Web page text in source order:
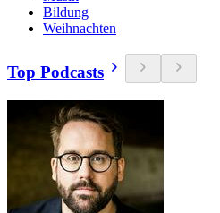
Bildung
Weihnachten
Top Podcasts